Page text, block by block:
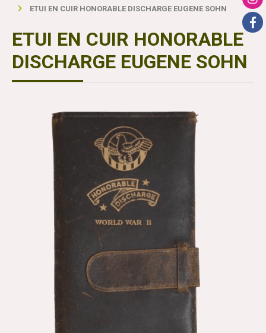
ETUI EN CUIR HONORABLE DISCHARGE EUGENE SOHN
ETUI EN CUIR HONORABLE
DISCHARGE EUGENE SOHN